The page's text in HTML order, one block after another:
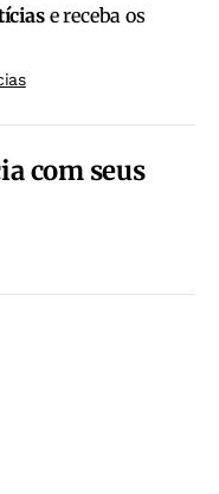
e receba os
com seus